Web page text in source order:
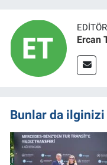
Ercan
Bunlar da